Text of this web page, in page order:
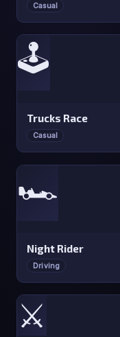
Casual
🕹️
Trucks Race
Casual
🏎️
Night Rider
Driving
⚔️